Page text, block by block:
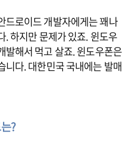
드로이드 개발자에게는 꽤나
. 하지만 문제가 있죠. 윈도우
발해서 먹고 살죠. 윈도우폰은
니다. 대한민국 국내에는 발매
?